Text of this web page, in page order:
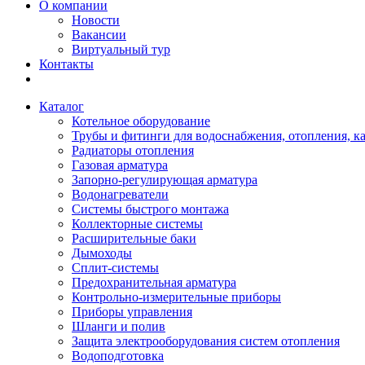
О компании
Новости
Вакансии
Виртуальный тур
Контакты
Каталог
Котельное оборудование
Трубы и фитинги для водоснабжения, отопления,
Радиаторы отопления
Газовая арматура
Запорно-регулирующая арматура
Водонагреватели
Системы быстрого монтажа
Коллекторные системы
Расширительные баки
Дымоходы
Сплит-системы
Предохранительная арматура
Контрольно-измерительные приборы
Приборы управления
Шланги и полив
Защита электрооборудования систем отопления
Водоподготовка